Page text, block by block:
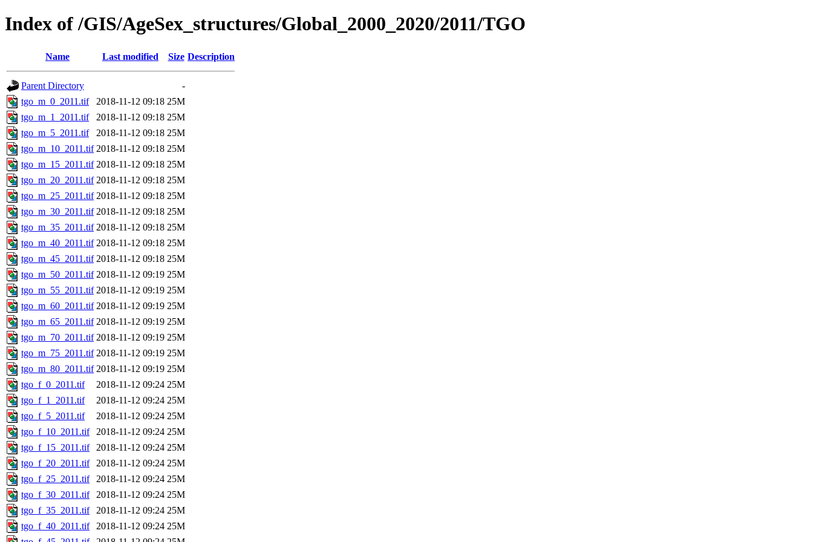
Index of /GIS/AgeSex_structures/Global_2000_2020/2011/TGO
Name Last modified Size Description
Parent Directory
-
tgo_m_0_2011.tif
2018-11-12 09:18 25M
tgo_m_1_2011.tif
2018-11-12 09:18 25M
tgo_m_5_2011.tif
2018-11-12 09:18 25M
tgo_m_10_2011.tif 2018-11-12 09:18 25M
tgo_m_15_2011.tif 2018-11-12 09:18 25M
tgo_m_20_2011.tif 2018-11-12 09:18 25M
tgo_m_25_2011.tif 2018-11-12 09:18 25M
tgo_m_30_2011.tif 2018-11-12 09:18 25M
tgo_m_35_2011.tif 2018-11-12 09:18 25M
tgo_m_40_2011.tif 2018-11-12 09:18 25M
tgo_m_45_2011.tif 2018-11-12 09:18 25M
tgo_m_50_2011.tif 2018-11-12 09:19 25M
tgo_m_55_2011.tif 2018-11-12 09:19 25M
tgo_m_60_2011.tif 2018-11-12 09:19 25M
tgo_m_65_2011.tif 2018-11-12 09:19 25M
tgo_m_70_2011.tif 2018-11-12 09:19 25M
tgo_m_75_2011.tif 2018-11-12 09:19 25M
tgo_m_80_2011.tif 2018-11-12 09:19 25M
tgo_f_0_2011.tif
2018-11-12 09:24 25M
tgo_f_1_2011.tif
2018-11-12 09:24 25M
tgo_f_5_2011.tif
2018-11-12 09:24 25M
tgo_f_10_2011.tif
2018-11-12 09:24 25M
tgo_f_15_2011.tif
2018-11-12 09:24 25M
tgo_f_20_2011.tif
2018-11-12 09:24 25M
tgo_f_25_2011.tif
2018-11-12 09:24 25M
tgo_f_30_2011.tif
2018-11-12 09:24 25M
tgo_f_35_2011.tif
2018-11-12 09:24 25M
tgo_f_40_2011.tif
2018-11-12 09:24 25M